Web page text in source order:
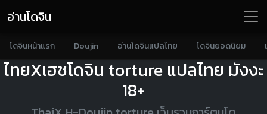
อ่านโดจิน
โดจินหน้าแรก Doujin อ่านโดจินแปลไทย โดจินยอดนิยม
ไทยXเฮชโดจิน torture แปลไทย มังงะ
18+